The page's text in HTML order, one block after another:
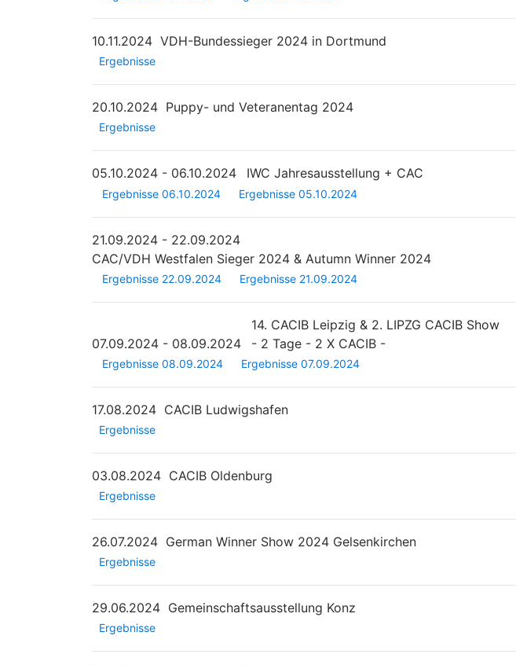
10.11.2024 VDH-Bundessieger 2024 in Dortmund
Ergebnisse
20.10.2024 Puppy- und Veteranentag 2024
Ergebnisse
05.10.2024 - 06.10.2024 IWC Jahresausstellung + CAC
Ergebnisse 06.10.2024 Ergebnisse 05.10.2024
21.09.2024 - 22.09.2024
CAC/VDH Westfalen Sieger 2024 & Autumn Winner 2024
Ergebnisse 22.09.2024 Ergebnisse 21.09.2024
07.09.2024 - 08.09.2024
14. CACIB Leipzig & 2. LIPZG CACIB Show
- 2 Tage - 2 X CACIB -
Ergebnisse 08.09.2024 Ergebnisse 07.09.2024
17.08.2024 CACIB Ludwigshafen
Ergebnisse
03.08.2024 CACIB Oldenburg
Ergebnisse
26.07.2024 German Winner Show 2024 Gelsenkirchen
Ergebnisse
29.06.2024 Gemeinschaftsausstellung Konz
Ergebnisse